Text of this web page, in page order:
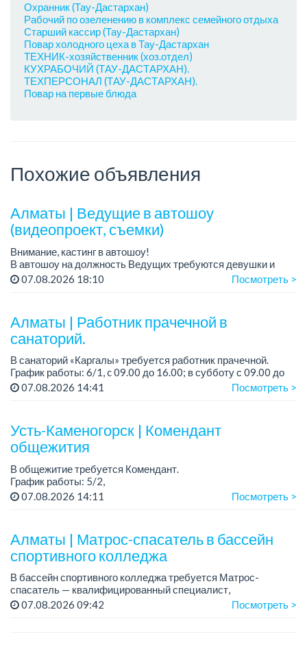
Охранник (Тау-Дастархан)
Рабочий по озеленению в комплекс семейного отдыха
Старший кассир (Тау-Дастархан)
Повар холодного цеха в Тау-Дастархан
ТЕХНИК-хозяйственник (хоз.отдел)
КУХРАБОЧИЙ (ТАУ-ДАСТАРХАН).
ТЕХПЕРСОНАЛ (ТАУ-ДАСТАРХАН).
Повар на первые блюда
Похожие объявления
Алматы | Ведущие в автошоу
(видеопроект, съемки)
Внимание, кастинг в автошоу!
В автошоу на должность Ведущих требуются девушки и
парни. А также авто эксперты и авто перекупы.
07.08.2026 18:10 Посмотреть >
Алматы | Работник прачечной в
санаторий.
В санаторий «Каргалы» требуется работник прачечной.
График работы: 6/1, c 09.00 до 16.00; в субботу с 09.00 до
12.00.
07.08.2026 14:41 Посмотреть >
Усть-Каменогорск | Комендант
общежития
В общежитие требуется Комендант.
График работы: 5/2,
Рабочее время: с 08:00 до 17:00
Ответственная и аккуратная
...
07.08.2026 14:11 Посмотреть >
Алматы | Матрос-спасатель в бассейн
спортивного колледжа
В бассейн спортивного колледжа требуется Матрос-
спасатель — квалифицированный специалист,
обеспечивающий безопасность людей на водных объектах .
07.08.2026 09:42 Посмотреть >